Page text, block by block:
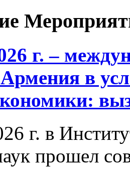
г. –
в
г. в
прошел